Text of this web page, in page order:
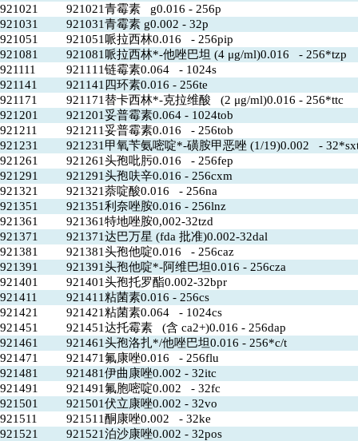
921021
921021青霉素 g0.016 - 256p
921031
921031青霉素 g0.002 - 32p
921051
921051哌拉西林0.016 - 256pip
921081
921081哌拉西林*-他唑巴坦 (4 μg/ml)0.016 - 256*tzp
921111
921111链霉素0.064 - 1024s
921141
921141四环素0.016 - 256te
921171
921171替卡西林*-克拉维酸 (2 μg/ml)0.016 - 256*ttc
921201
921201妥普霉素0.064 - 1024tob
921211
921211妥普霉素0.016 - 256tob
921231
921231甲氧苄氨嘧啶*-磺胺甲恶唑 (1/19)0.002 -
921261
921261头孢吡肟0.016 - 256fep
921291
921291头孢呋辛0.016 - 256cxm
921321
921321萘啶酸0.016 - 256na
921351
921351利奈唑胺0.016 - 256lnz
921361
921361特地唑胺0,002-32tzd
921371
921371达巴万星 (fda 批准)0.002-32dal
921381
921381头孢他啶0.016 - 256caz
921391
921391头孢他啶*-阿维巴坦0.016 - 256cza
921401
921401头孢托罗酯0.002-32bpr
921411
921411粘菌素0.016 - 256cs
921421
921421粘菌素0.064 - 1024cs
921451
921451达托霉素 (含 ca2+)0.016 - 256dap
921461
921461头孢洛扎*/他唑巴坦0.016 - 256*c/t
921471
921471氟康唑0.016 - 256flu
921481
921481伊曲康唑0.002 - 32itc
921491
921491氟胞嘧啶0.002 - 32fc
921501
921501伏立康唑0.002 - 32vo
921511
921511酮康唑0.002 - 32ke
921521
921521泊沙康唑0.002 - 32pos